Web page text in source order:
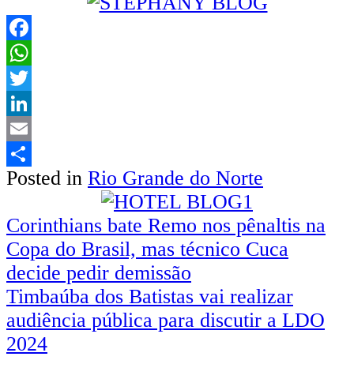
Facebook
WhatsApp
Twitter
LinkedIn
Email
Share
Posted in Rio Grande do Norte
Navegação
de
Post
Corinthians bate Remo nos pênaltis na
Copa do Brasil, mas técnico Cuca
decide pedir demissão
Timbaúba dos Batistas vai realizar
audiência pública para discutir a LDO
2024